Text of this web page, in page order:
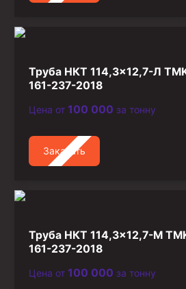
Стропы цепные
Канаты стальные
Элементы линии обвязки
Труба НКТ 114,3×12,7-Л
161-237-2018
Цена от 100 000 за тонну
Заказать
Труба НКТ 114,3×12,7-М
161-237-2018
Цена от 100 000 за тонну